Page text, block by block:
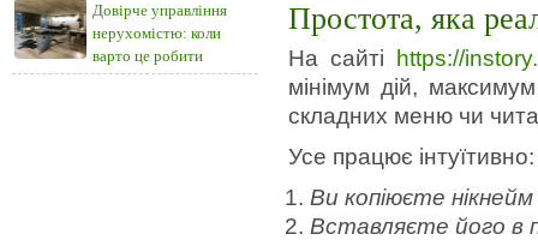
Довірче управління
нерухомістю: коли
варто це робити
Простота, яка
На сайті
https://
мінімум дій,
складних меню чи
Усе працює інтуїтивно:
Ви копіюєте
Вставляєте його в